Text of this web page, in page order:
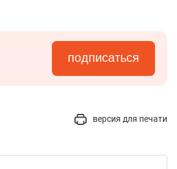
подписаться
версия для печати